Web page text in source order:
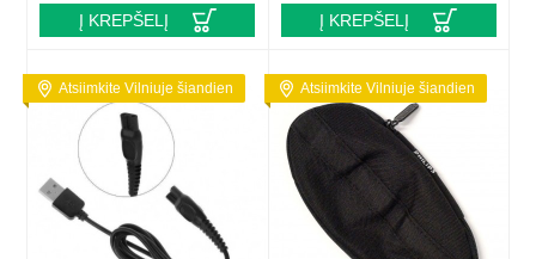
Į KREPŠELĮ Į KREPŠELĮ
Atsiimkite Vilniuje šiandien Atsiimkite Vilniuje šiandien